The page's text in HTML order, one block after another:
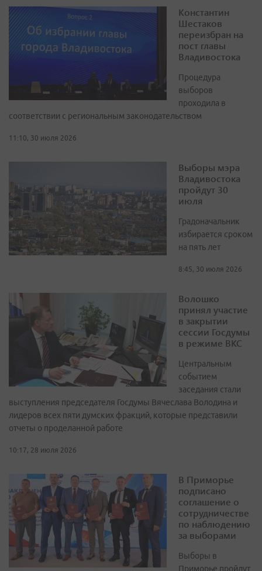
Константин
Шестаков
переизбран на
пост главы
Владивостока
Процедура
выборов
проходила в
соответствии с региональным законодательством
11:10, 30 июля 2026
Выборы мэра
Владивостока
пройдут 30
июля
Градоначальник
избирается сроком
на пять лет
8:45, 30 июля 2026
Волошко
принял участие
в закрытии
сессии Госдумы
в режиме ВКС
Центральным
событием
заседания стали
выступления председателя Госдумы Вячеслава Володина и
лидеров всех пяти думских фракций, которые представили
отчеты о проделанной работе
10:17, 28 июля 2026
В Приморье
подписано
соглашение о
сотрудничестве
по наблюдению
за выборами
Выборы в
Приморье пройдут